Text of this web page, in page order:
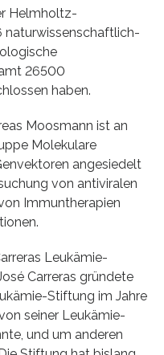
Helmholtz-
naturwissenschaftlich-
26500
haben.
Moosmann ist an
Molekulare
angesiedelt
von antiviralen
Immuntherapien
Leukämie-
Carreras gründete
Stiftung im Jahre
seiner Leukämie-
und um anderen